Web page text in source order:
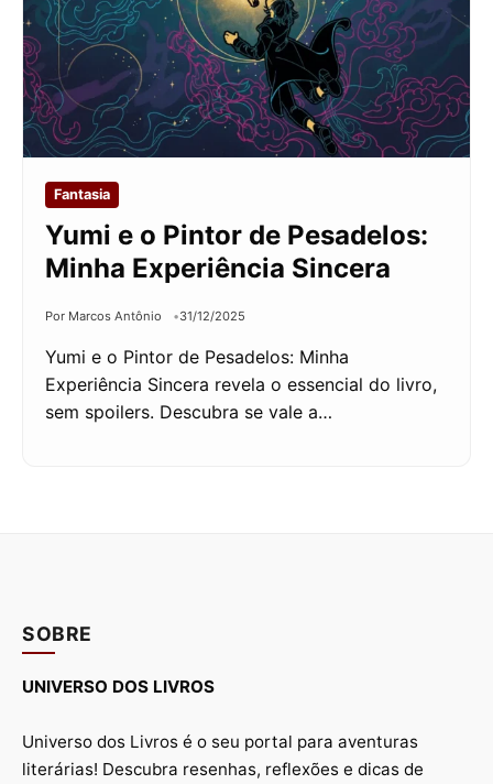
Fantasia
Yumi e o Pintor de Pesadelos:
Minha Experiência Sincera
Por Marcos Antônio 31/12/2025
Yumi e o Pintor de Pesadelos: Minha
Experiência Sincera revela o essencial do livro,
sem spoilers. Descubra se vale a…
SOBRE
UNIVERSO DOS LIVROS
Universo dos Livros é o seu portal para aventuras
literárias! Descubra resenhas, reflexões e dicas de